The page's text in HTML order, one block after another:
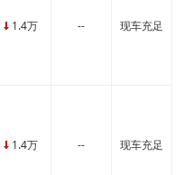
1.4万 -- 现车充足
1.4万 -- 现车充足